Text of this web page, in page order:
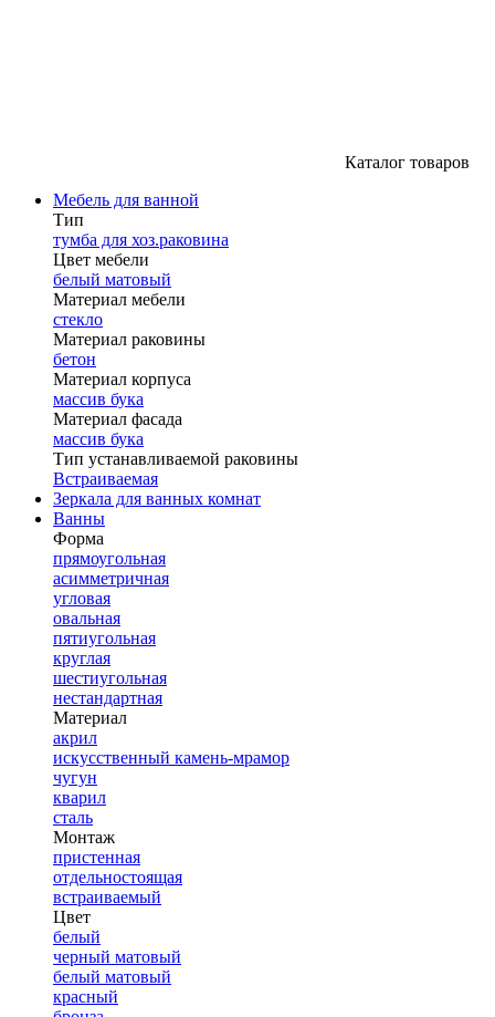
Каталог товаров
Мебель для ванной
Тип
тумба для хоз.раковина
Цвет мебели
белый матовый
Материал мебели
стекло
Материал раковины
бетон
Материал корпуса
массив бука
Материал фасада
массив бука
Тип устанавливаемой раковины
Встраиваемая
Зеркала для ванных комнат
Ванны
Форма
прямоугольная
асимметричная
угловая
овальная
пятиугольная
круглая
шестиугольная
нестандартная
Материал
акрил
искусственный камень-мрамор
чугун
кварил
сталь
Монтаж
пристенная
отдельностоящая
встраиваемый
Цвет
белый
черный матовый
белый матовый
красный